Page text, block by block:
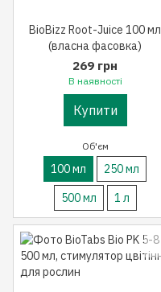
BioBizz Root-Juice 100 мл
(власна фасовка)
269 грн
В наявності
Купити
Об'єм
100 мл
250 мл
500 мл
1 л